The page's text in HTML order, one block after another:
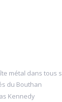
métal dans tous s
du Bouthan
Kennedy